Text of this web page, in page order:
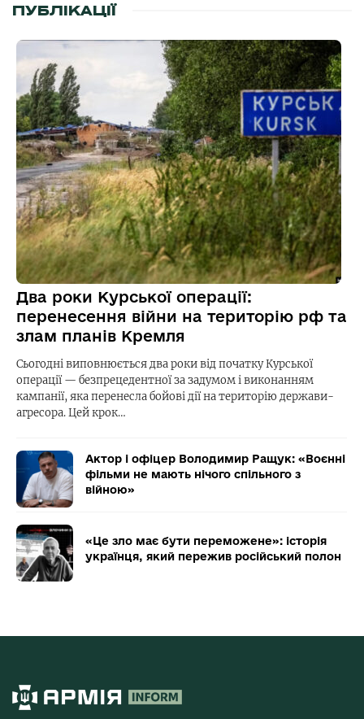
ПУБЛІКАЦІЇ
Два роки Курської операції:
перенесення війни на територію рф та
злам планів Кремля
Сьогодні виповнюється два роки від початку Курської
операції — безпрецедентної за задумом і виконанням
кампанії, яка перенесла бойові дії на територію держави-
агресора. Цей крок…
Актор і офіцер Володимир Ращук: «Воєнні
фільми не мають нічого спільного з
війною»
«Це зло має бути переможене»: історія
українця, який пережив російський полон